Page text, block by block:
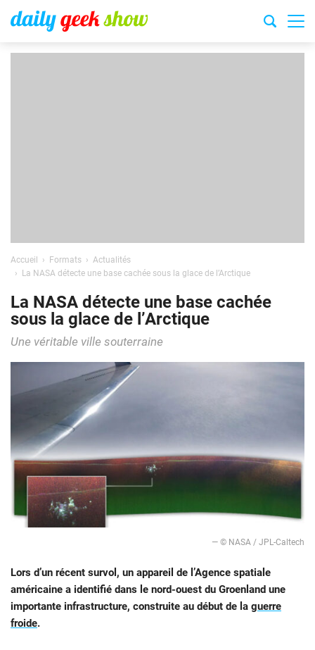
Accueil Formats
Actualités
La NASA détecte une base cachée sous la glace de l’Arctique
La NASA détecte une base cachée
sous la glace de l’Arctique
Une véritable ville souterraine
— © NASA / JPL-Caltech
Lors d’un récent survol, un appareil de l’Agence spatiale
américaine a identifié dans le nord-ouest du Groenland une
importante infrastructure, construite au début de la guerre
froide.